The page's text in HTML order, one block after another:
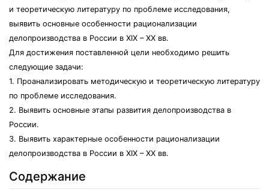
и теоретическую литературу по проблеме исследования,
выявить основные особенности рационализации
делопроизводства в России в XIX – XX вв.
Для достижения поставленной цели необходимо решить
следующие задачи:
1. Проанализировать методическую и теоретическую литературу
по проблеме исследования.
2. Выявить основные этапы развития делопроизводства в
России.
3. Выявить характерные особенности рационализации
делопроизводства в России в XIX – XX вв.
Содержание